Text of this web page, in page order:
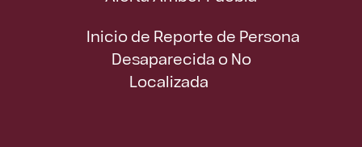
Inicio de Reporte de Persona
Desaparecida o No
Localizada